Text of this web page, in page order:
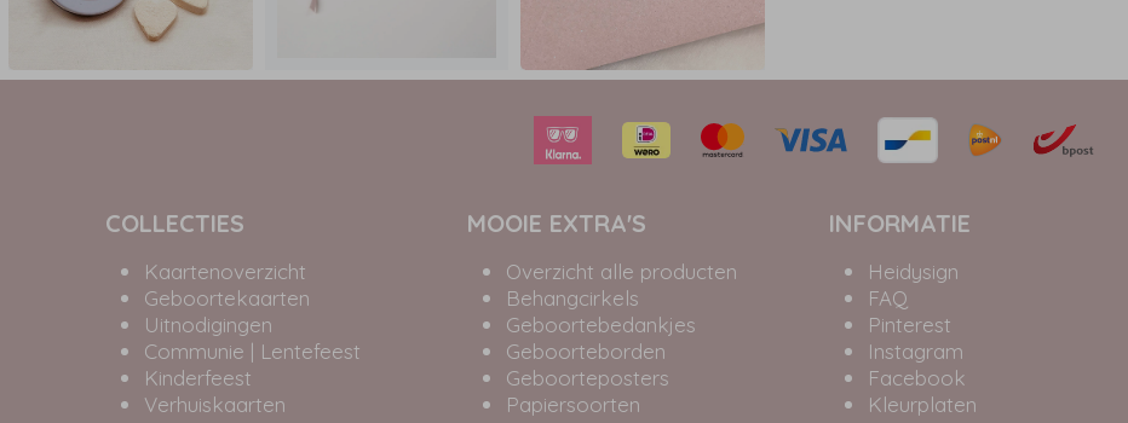
COLLECTIES
Kaartenoverzicht
Geboortekaarten
Uitnodigingen
Communie | Lentefeest
Kinderfeest
Verhuiskaarten
MOOIE EXTRA'S
Overzicht alle producten
Behangcirkels
Geboortebedankjes
Geboorteborden
Geboorteposters
Papiersoorten
INFORMATIE
Heidysign
FAQ
Pinterest
Instagram
Facebook
Kleurplaten